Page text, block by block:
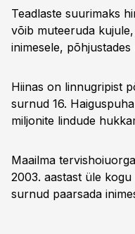
Teadlaste suurimaks
võib muteeruda
inimesele,
Hiinas on linnugripist
surnud 16.
miljonite lindude
Maailma
2003. aastast üle
surnud paarsada